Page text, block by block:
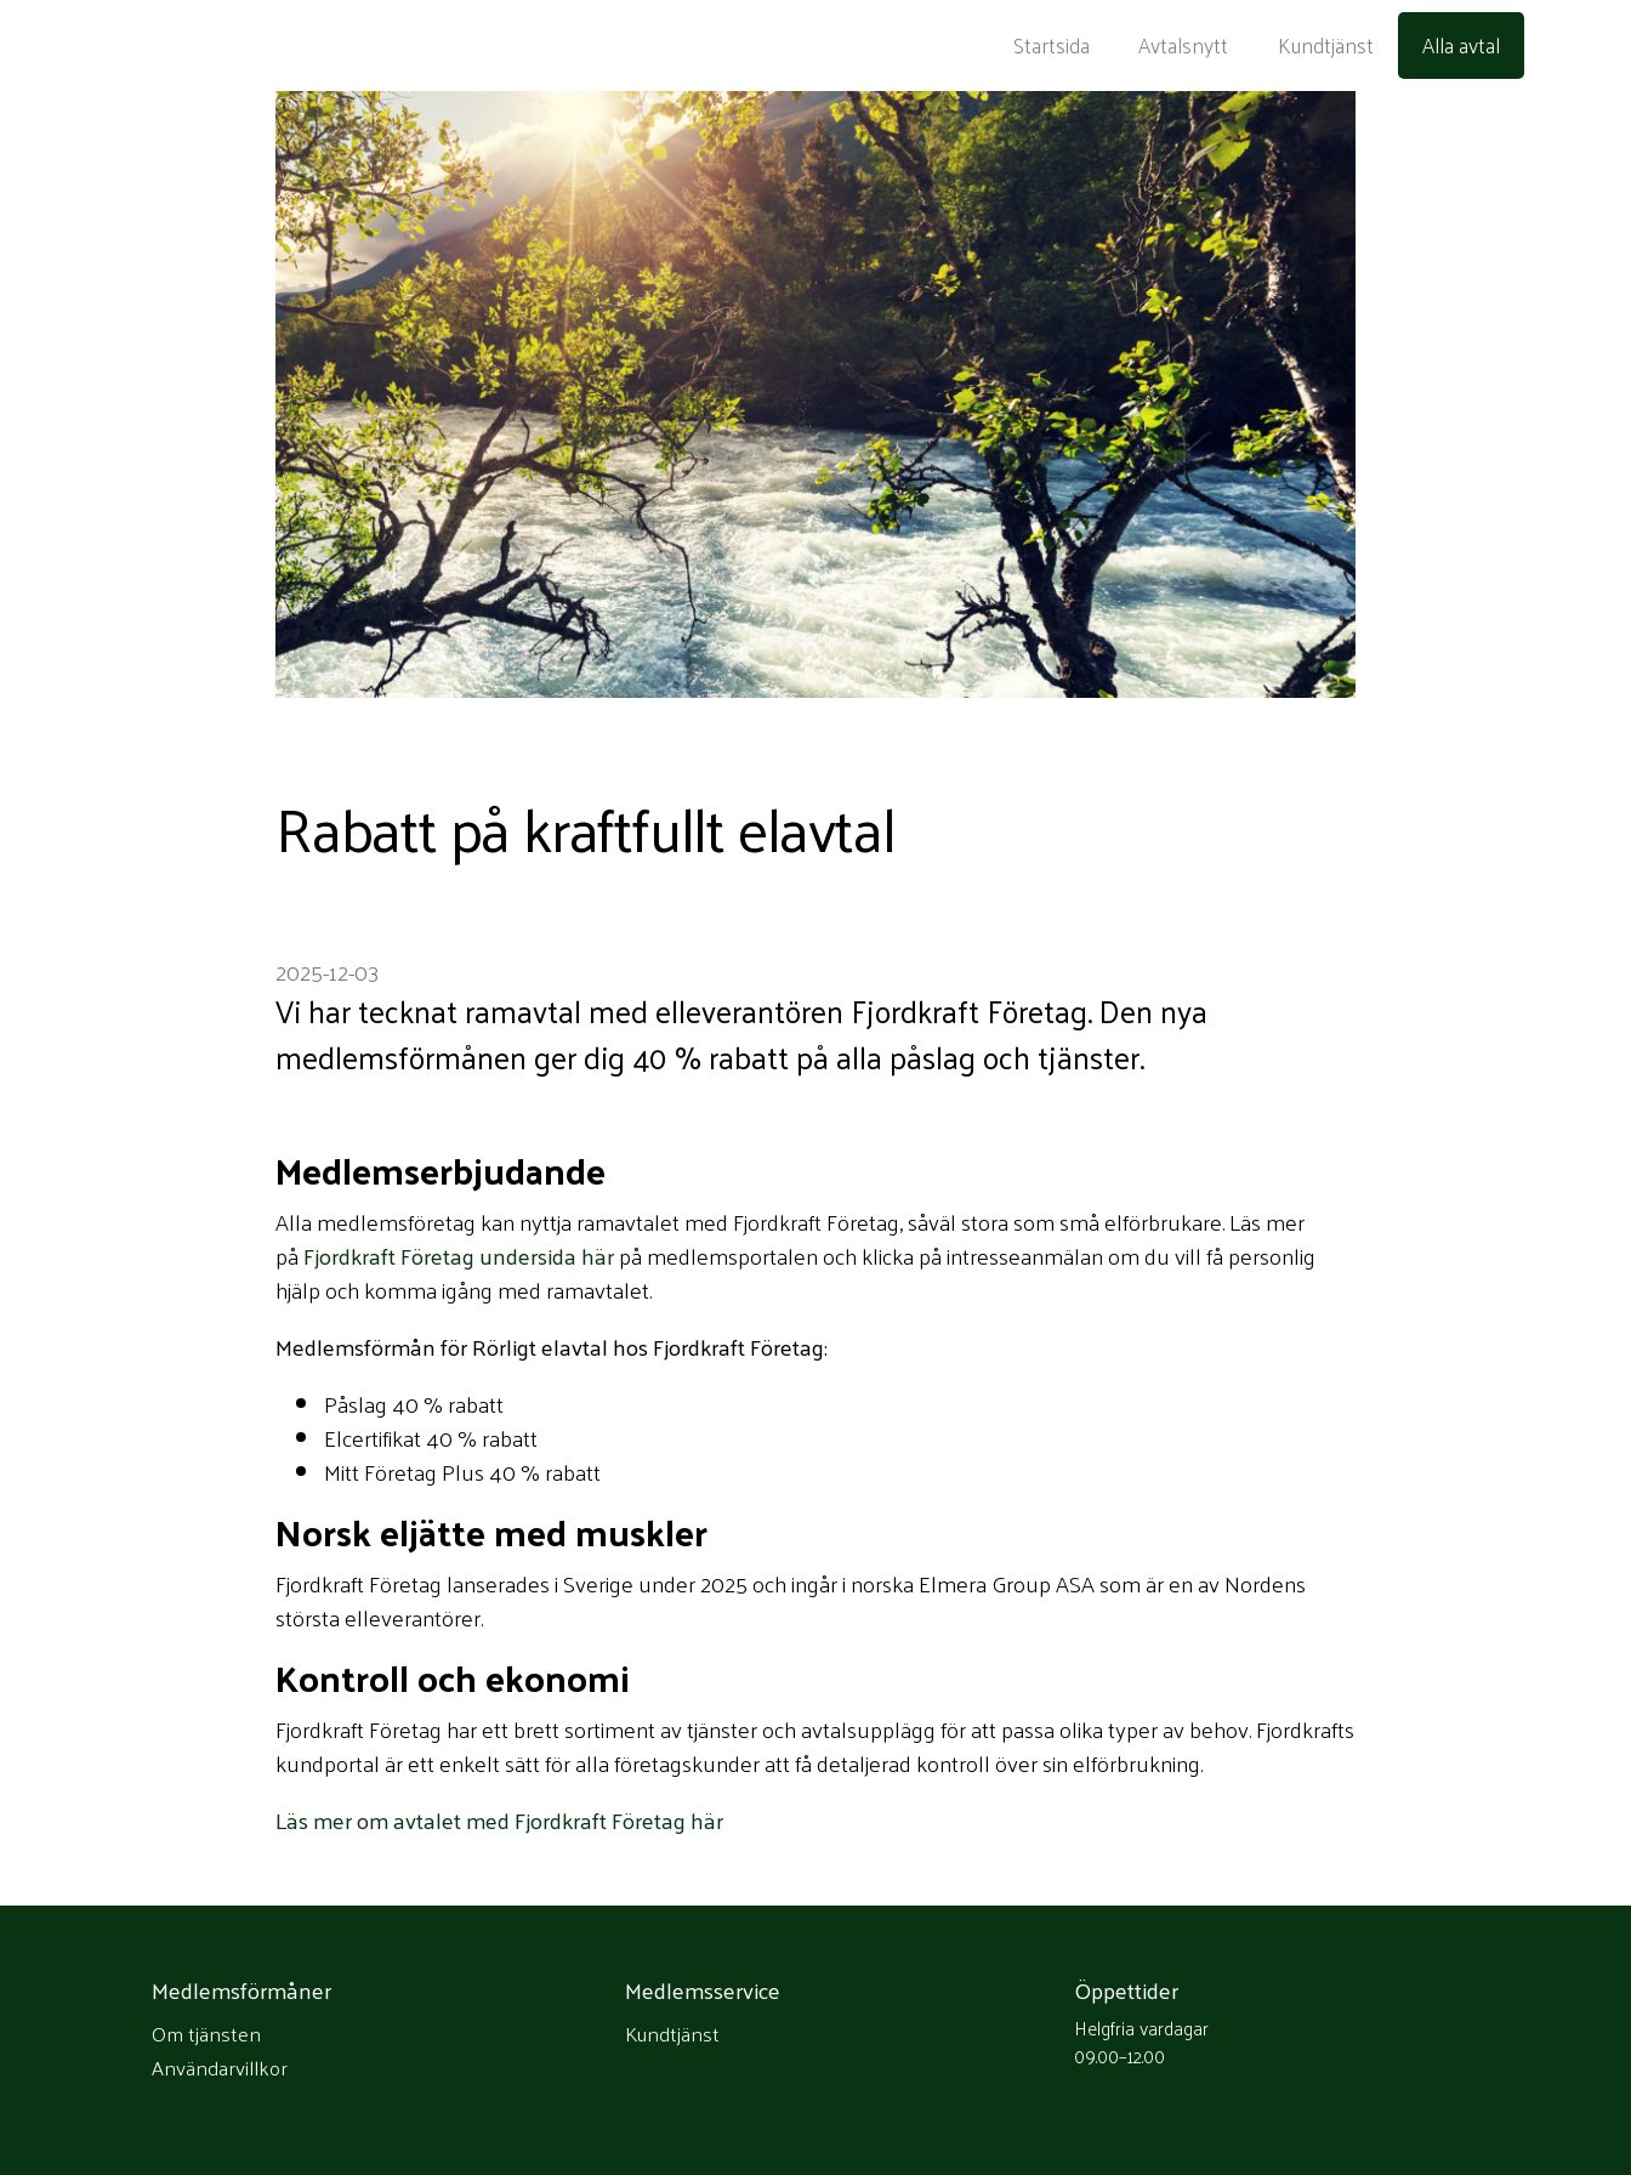
Startsida Avtalsnytt Kundtjänst Alla avtal
Rabatt på kraftfullt elavtal
2025-12-03
Vi har tecknat ramavtal med elleverantören Fjordkraft Företag. Den nya
medlemsförmånen ger dig 40 % rabatt på alla påslag och tjänster.
Medlemserbjudande
Alla medlemsföretag kan nyttja ramavtalet med Fjordkraft Företag, såväl stora som små elförbrukare. Läs mer
påFjordkraft Företag undersida härpå medlemsportalen och klicka på intresseanmälan om du vill få personlig
hjälp och komma igång med ramavtalet.
Medlemsförmån för Rörligt elavtal hos Fjordkraft Företag:
Påslag 40 % rabatt
Elcertifikat 40 % rabatt
Mitt Företag Plus 40 % rabatt
Norsk eljätte med muskler
Fjordkraft Företag lanserades i Sverige under 2025 och ingår i norska Elmera Group ASA som är en av Nordens
största elleverantörer.
Kontroll och ekonomi
Fjordkraft Företag har ett brett sortiment av tjänster och avtalsupplägg för att passa olika typer av behov. Fjordkrafts
kundportal är ett enkelt sätt för alla företagskunder att få detaljerad kontroll över sin elförbrukning.
Läs mer om avtalet med Fjordkraft Företag här
Medlemsförmåner
Om tjänsten
Användarvillkor
Medlemsservice
Kundtjänst
Öppettider
Helgfria vardagar
09.00–12.00